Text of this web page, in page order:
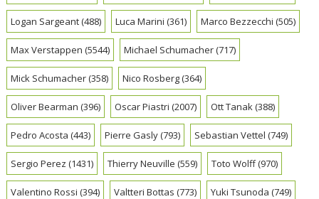
Logan Sargeant(488) Luca Marini (361) Marco Bezzecchi (505)
Max Verstappen (5544) Michael Schumacher(717)
Mick Schumacher(358) Nico Rosberg(364)
Oliver Bearman (396) Oscar Piastri (2007) Ott Tanak(388)
Pedro Acosta (443) Pierre Gasly(793) Sebastian Vettel (749)
Sergio Perez (1431) Thierry Neuville (559) Toto Wolff(970)
Valentino Rossi (394) Valtteri Bottas (773) Yuki Tsunoda (749)